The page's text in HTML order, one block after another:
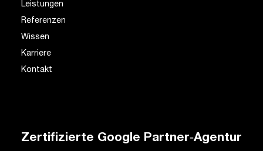
Leistungen
Referenzen
Wissen
Karriere
Kontakt
Zertifizierte Google Partner‑Agentur